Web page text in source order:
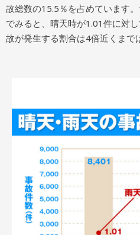
故総数の15.5％を占めています
でみると、晴天時が1.01件に対
故が発生する割合は4倍近くまで